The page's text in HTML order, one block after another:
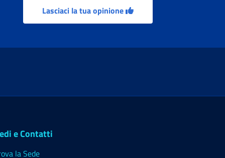
Lasciaci la tua opinione
e Contatti
la Sede